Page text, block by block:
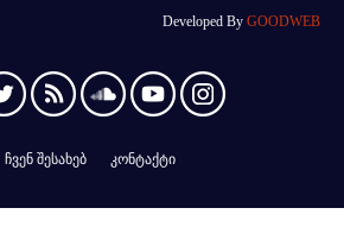
Developed By GOODWEB
ჩვენ შესახებ კონტაქტი